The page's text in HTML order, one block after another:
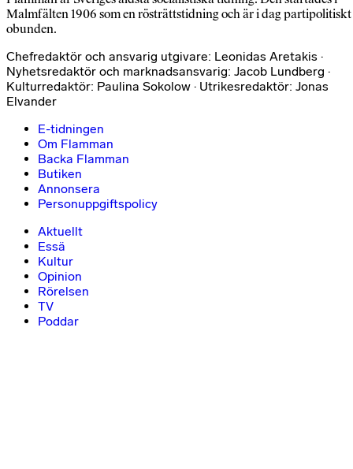
Malmfälten 1906 som en rösträttstidning och är i dag partipolitiskt
obunden.
Chefredaktör och ansvarig utgivare: Leonidas Aretakis ·
Nyhetsredaktör och marknadsansvarig: Jacob Lundberg ·
Kulturredaktör: Paulina Sokolow · Utrikesredaktör: Jonas
Elvander
E-tidningen
Om Flamman
Backa Flamman
Butiken
Annonsera
Personuppgiftspolicy
Aktuellt
Essä
Kultur
Opinion
Rörelsen
TV
Poddar